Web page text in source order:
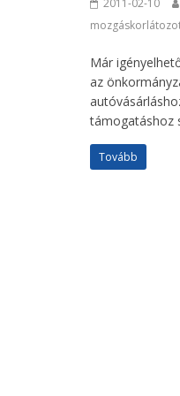
2011-02-10
Már
az
támogatáshoz
Tovább